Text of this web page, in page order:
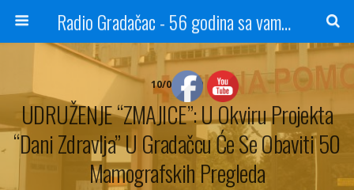
Radio Gradačac - 56 godina sa vama...
10/04/2019
UDRUŽENJE “ZMAJICE”: U Okviru Projekta
“Dani Zdravlja” U Gradačcu Će Se Obaviti 50
Mamografskih Pregleda